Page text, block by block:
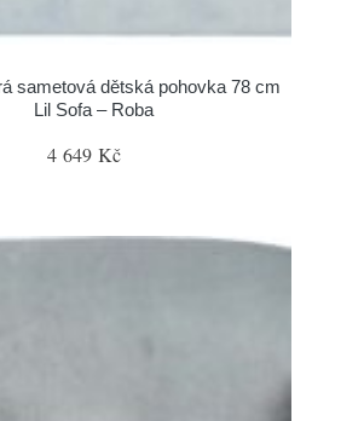
sametová dětská pohovka 78 cm
Lil Sofa – Roba
4 649 Kč